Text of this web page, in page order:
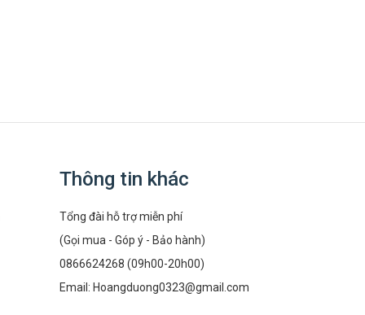
Thông tin khác
Tổng đài hỗ trợ miễn phí
(Gọi mua - Góp ý - Bảo hành)
0866624268 (09h00-20h00)
Email: Hoangduong0323@gmail.com